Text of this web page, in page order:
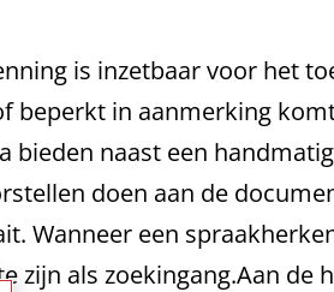
is inzetbaar voor het
beperkt in aanmerking
bieden naast een
doen aan de
Wanneer een
zijn als zoekingang.Aan